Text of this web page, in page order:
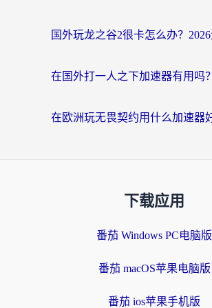
下载应用
番茄 Windows PC电脑版
番茄 macOS苹果电脑版
番茄 ios苹果手机版